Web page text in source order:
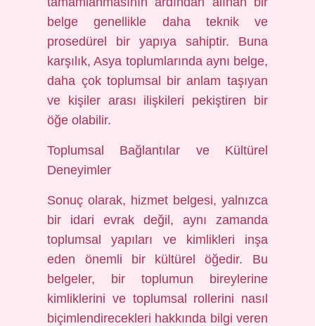
belge genellikle daha teknik ve
prosedürel bir yapıya sahiptir. Buna
karşılık, Asya toplumlarında aynı belge,
daha çok toplumsal bir anlam taşıyan
ve kişiler arası ilişkileri pekiştiren bir
öğe olabilir.
Toplumsal Bağlantılar ve Kültürel
Deneyimler
Sonuç olarak, hizmet belgesi, yalnızca
bir idari evrak değil, aynı zamanda
toplumsal yapıları ve kimlikleri inşa
eden önemli bir kültürel öğedir. Bu
belgeler, bir toplumun bireylerine
kimliklerini ve toplumsal rollerini nasıl
biçimlendirecekleri hakkında bilgi veren